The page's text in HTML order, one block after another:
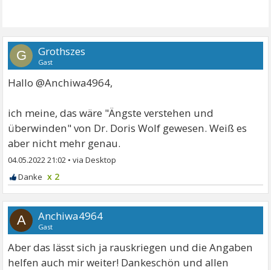
G Grothszes
Gast
Hallo @Anchiwa4964,
ich meine, das wäre "Ängste verstehen und
überwinden" von Dr. Doris Wolf gewesen. Weiß es
aber nicht mehr genau.
04.05.2022 21:02 •
x 2
A Anchiwa4964
Gast
Aber das lässt sich ja rauskriegen und die Angaben
helfen auch mir weiter! Dankeschön und allen